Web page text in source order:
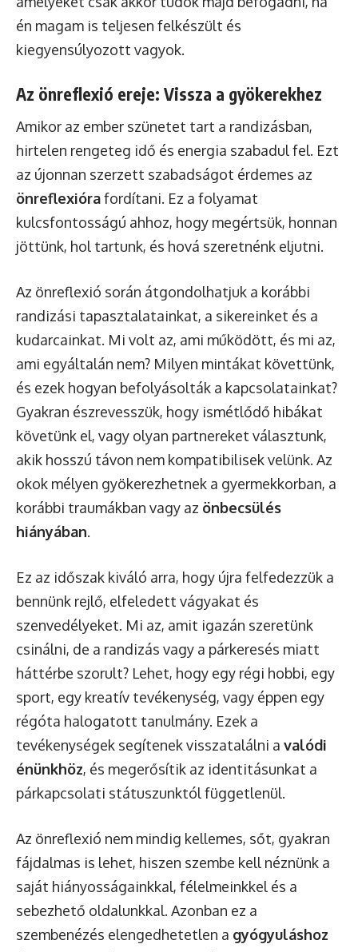
én magam is teljesen felkészült és
kiegyensúlyozott vagyok.
Az önreflexió ereje: Vissza a gyökerekhez
Amikor az ember szünetet tart a randizásban,
hirtelen rengeteg idő és energia szabadul fel. Ezt
az újonnan szerzett szabadságot érdemes az
önreflexiórafordítani. Ez a folyamat
kulcsfontosságú ahhoz, hogy megértsük, honnan
jöttünk, hol tartunk, és hová szeretnénk eljutni.
Az önreflexió során átgondolhatjuk a korábbi
randizási tapasztalatainkat, a sikereinket és a
kudarcainkat. Mi volt az, ami működött, és mi az,
ami egyáltalán nem? Milyen mintákat követtünk,
és ezek hogyan befolyásolták a kapcsolatainkat?
Gyakran észrevesszük, hogy ismétlődő hibákat
követünk el, vagy olyan partnereket választunk,
akik hosszú távon nem kompatibilisek velünk. Az
okok mélyen gyökerezhetnek a gyermekkorban, a
korábbi traumákban vagy az önbecsülés
hiányában.
Ez az időszak kiváló arra, hogy újra felfedezzük a
bennünk rejlő, elfeledett vágyakat és
szenvedélyeket. Mi az, amit igazán szeretünk
csinálni, de a randizás vagy a párkeresés miatt
háttérbe szorult? Lehet, hogy egy régi hobbi, egy
sport, egy kreatív tevékenység, vagy éppen egy
régóta halogatott tanulmány. Ezek a
tevékenységek segítenek visszatalálni a valódi
énünkhöz, és megerősítik az identitásunkat a
párkapcsolati státuszunktól függetlenül.
Az önreflexió nem mindig kellemes, sőt, gyakran
fájdalmas is lehet, hiszen szembe kell néznünk a
saját hiányosságainkkal, félelmeinkkel és a
sebezhető oldalunkkal. Azonban ez a
szembenézés elengedhetetlen a gyógyuláshoz